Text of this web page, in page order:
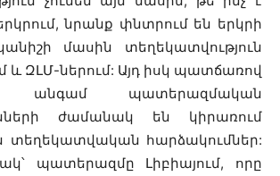
նրանք փնտրում են երկրի
մասին տեղեկատվություն
և ԶԼՄ-ներում: Այդ իսկ պատճառով
անգամ պատերազմական
ժամանակ են կիրառում
տեղեկատվական հարձակումներ:
պատերազմը Լիբիայում, որը